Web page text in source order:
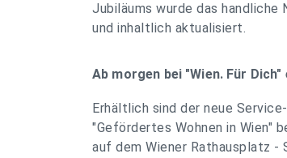
Jubiläums wurde das
und inhaltlich aktualisiert.
Ab morgen bei "Wien. Für
Erhältlich sind der neue
"Gefördertes Wohnen in Wien"
auf dem Wiener Rathausplatz -